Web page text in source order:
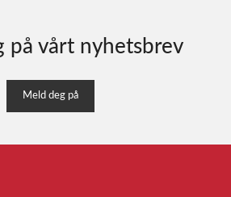
på vårt nyhetsbrev
Meld deg på